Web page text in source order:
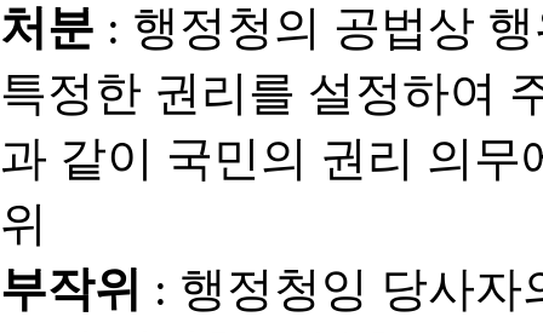
처분 : 행정청의 공법상
특정한 권리를 설정하여
과 같이 국민의 권리 의
위
부작위 : 행정청잉 당사자